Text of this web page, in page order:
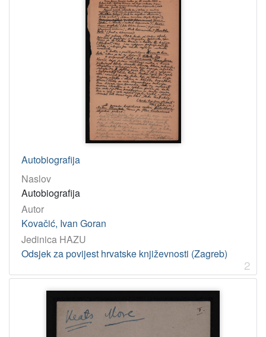
Autobiografija
Naslov
Autobiografija
Autor
Kovačić, Ivan Goran
Jedinica HAZU
Odsjek za povijest hrvatske književnosti (Zagreb)
2